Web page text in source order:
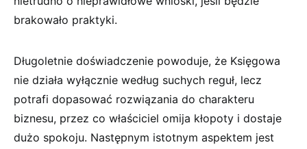
brakowało praktyki.
Długoletnie doświadczenie powoduje, że Księgowa
nie działa wyłącznie według suchych reguł, lecz
potrafi dopasować rozwiązania do charakteru
biznesu, przez co właściciel omija kłopoty i dostaje
dużo spokoju. Następnym istotnym aspektem jest